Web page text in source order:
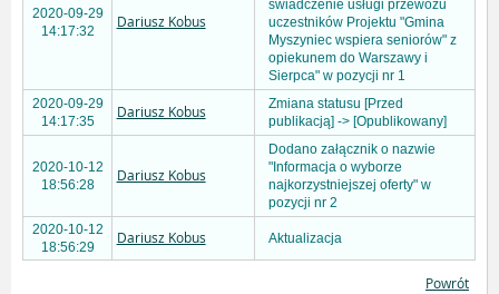
2020-09-29
14:17:32
Dariusz Kobus
świadczenie usługi przewozu
uczestników Projektu "Gmina
Myszyniec wspiera seniorów" z
opiekunem do Warszawy i
Sierpca" w pozycji nr 1
2020-09-29
14:17:35
Dariusz Kobus
Zmiana statusu [Przed
publikacją] -> [Opublikowany]
2020-10-12
18:56:28
Dariusz Kobus
Dodano załącznik o nazwie
"Informacja o wyborze
najkorzystniejszej oferty" w
pozycji nr 2
2020-10-12
18:56:29
Dariusz Kobus Aktualizacja
Powrót